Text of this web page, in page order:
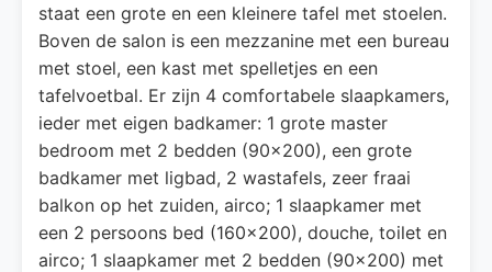
staat een grote en een kleinere tafel met stoelen.
Boven de salon is een mezzanine met een bureau
met stoel, een kast met spelletjes en een
tafelvoetbal. Er zijn 4 comfortabele slaapkamers,
ieder met eigen badkamer: 1 grote master
bedroom met 2 bedden (90x200), een grote
badkamer met ligbad, 2 wastafels, zeer fraai
balkon op het zuiden, airco; 1 slaapkamer met
een 2 persoons bed (160x200), douche, toilet en
airco; 1 slaapkamer met 2 bedden (90x200) met